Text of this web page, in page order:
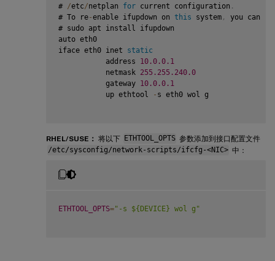
# /etc/netplan for current configuration .
# To re-enable ifupdown on this system ,
you can
# sudo apt install ifupdown
auto eth0
iface eth0 inet static
           address
10.0 .0 .1
           netmask
255.255 .240 .0
           gateway
10.0 .0 .1
           up ethtool
- s eth0 wol g
RHEL/SUSE： 将以下 ETHTOOL_OPTS 参数添加到接口配置文件
/etc/sysconfig/network-scripts/ifcfg-<NIC> 中：
ETHTOOL_OPTS="-s ${DEVICE} wol g"